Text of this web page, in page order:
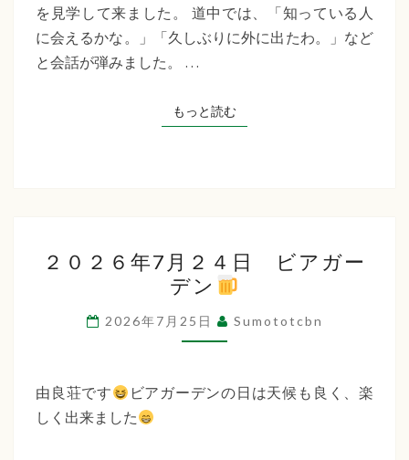
越
祭
物』
を見学して来ました。 道中では、「知っている人
に会えるかな。」「久しぶりに外に出たわ。」など
と会話が弾みました。 …
もっと読むもっと読む
０
２
６
年
月
２０２６年7月２４日 ビアガー
デン
2026年7月25日 Sumototcbn
由良荘です
ビアガーデンの日は天候も良く、楽
しく出来ました